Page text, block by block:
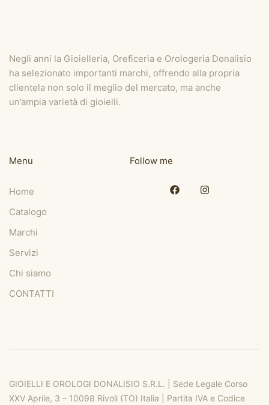
Negli anni la Gioielleria, Oreficeria e Orologeria Donalisio
ha selezionato importanti marchi, offrendo alla propria
clientela non solo il meglio del mercato, ma anche
un’ampia varietà di gioielli.
Menu
Home
Catalogo
Marchi
Servizi
Chi siamo
CONTATTI
Follow me
GIOIELLI E OROLOGI DONALISIO S.R.L. | Sede Legale Corso
XXV Aprile, 3 – 10098 Rivoli (TO) Italia | Partita IVA e Codice